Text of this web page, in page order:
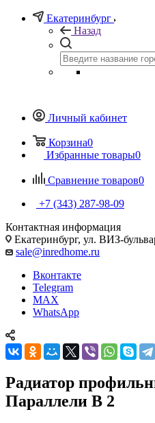
Екатеринбург
Назад
Личный кабинет
Корзина0
Избранные товары0
Сравнение товаров0
+7 (343) 287-98-09
Контактная информация
Екатеринбург, ул. ВИЗ-
sale@inredhome.ru
Вконтакте
Telegram
MAX
WhatsApp
Радиатор
Параллели B 2